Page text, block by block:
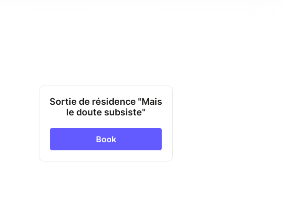
Sortie de résidence "Mais
le doute subsiste"
Book